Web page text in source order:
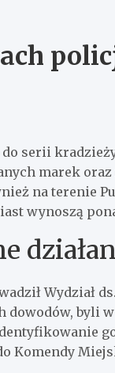
serii
marek
na terenie
wynoszą
Wydział
dowodów, byli
Komendy